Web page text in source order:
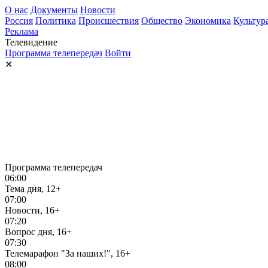
О нас Документы Новости
Россия Политика Происшествия Общество Экономика
Реклама
Телевидение
Программа телепередач Войти
✕
Программа телепередач
06:00
Тема дня, 12+
07:00
Новости, 16+
07:20
Вопрос дня, 16+
07:30
Телемарафон "За наших!", 16+
08:00